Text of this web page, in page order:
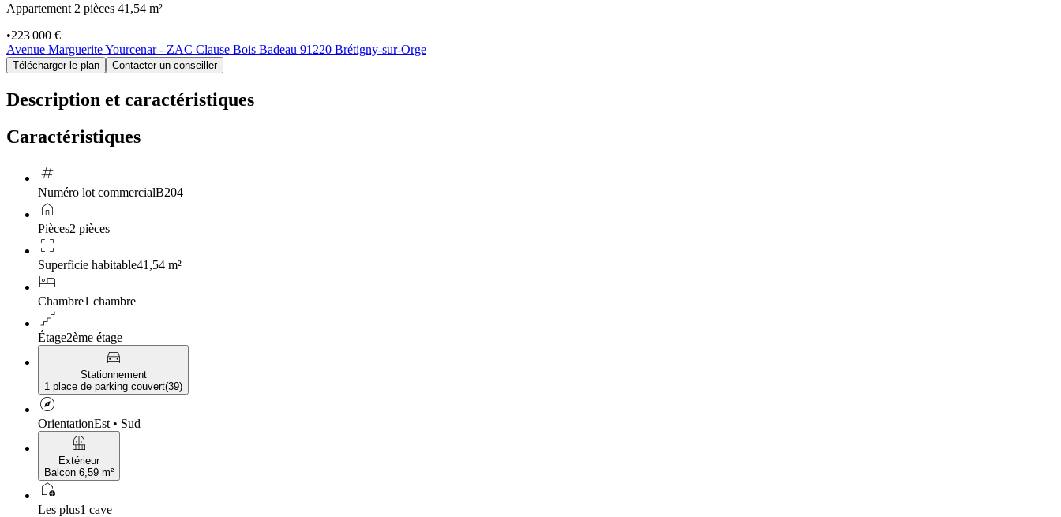
Appartement 2 pièces 41,54 m²
•223 000 €
Avenue Marguerite Yourcenar - ZAC Clause Bois Badeau 91220 Brétigny-sur-Orge
Télécharger le plan Contacter un conseiller
Description et caractéristiques
Caractéristiques
tag
Numéro lot commercialB204
home
Pièces2 pièces
crop_free
Superficie habitable41,54 m²
hotel
Chambre1 chambre
floor
Étage2ème étage
directions_car
Stationnement
1 place de parking couvert(39)
explore
OrientationEst • Sud
balcony
Extérieur
Balcon 6,59 m²
add_home
Les plus1 cave